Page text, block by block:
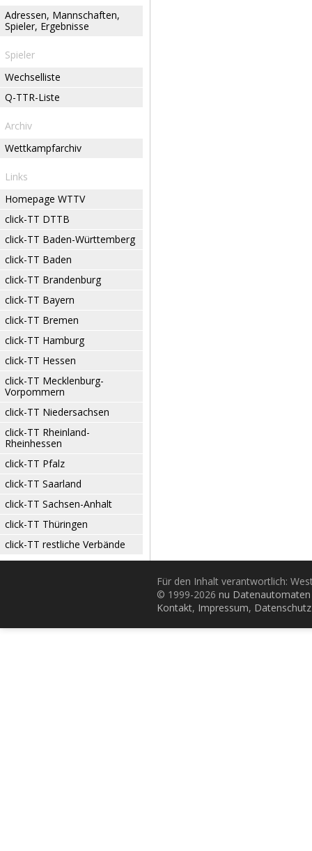
Adressen, Mannschaften,
Spieler, Ergebnisse
Spieler
Wechselliste
Q-TTR-Liste
Archiv
Wettkampfarchiv
Links
Homepage WTTV
click-TT DTTB
click-TT Baden-Württemberg
click-TT Baden
click-TT Brandenburg
click-TT Bayern
click-TT Bremen
click-TT Hamburg
click-TT Hessen
click-TT Mecklenburg-
Vorpommern
click-TT Niedersachsen
click-TT Rheinland-
Rheinhessen
click-TT Pfalz
click-TT Saarland
click-TT Sachsen-Anhalt
click-TT Thüringen
click-TT restliche Verbände
Für den Inhalt verantwortlich:
© 1999-2026 nu
Kontakt, Impressum, Datenschutz